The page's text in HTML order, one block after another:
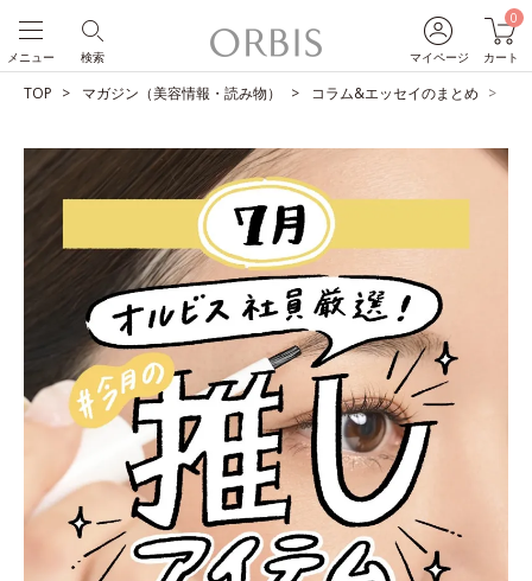
マイページ
0
カート
検索
メニュー
TOP マガジン（美容情報・読み物） コラム&エッセイのまとめ